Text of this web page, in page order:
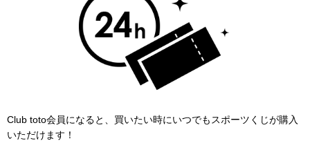
Club toto会員になると、買いたい時にいつでもスポーツくじが購入
いただけます！